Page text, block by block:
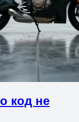
код не